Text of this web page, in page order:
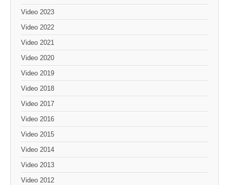
Video 2023
Video 2022
Video 2021
Video 2020
Video 2019
Video 2018
Video 2017
Video 2016
Video 2015
Video 2014
Video 2013
Video 2012